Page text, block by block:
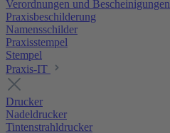
Verordnungen und Bescheinigungen
Praxisbeschilderung
Namensschilder
Praxisstempel
Stempel
Praxis-IT
Drucker
Nadeldrucker
Tintenstrahldrucker